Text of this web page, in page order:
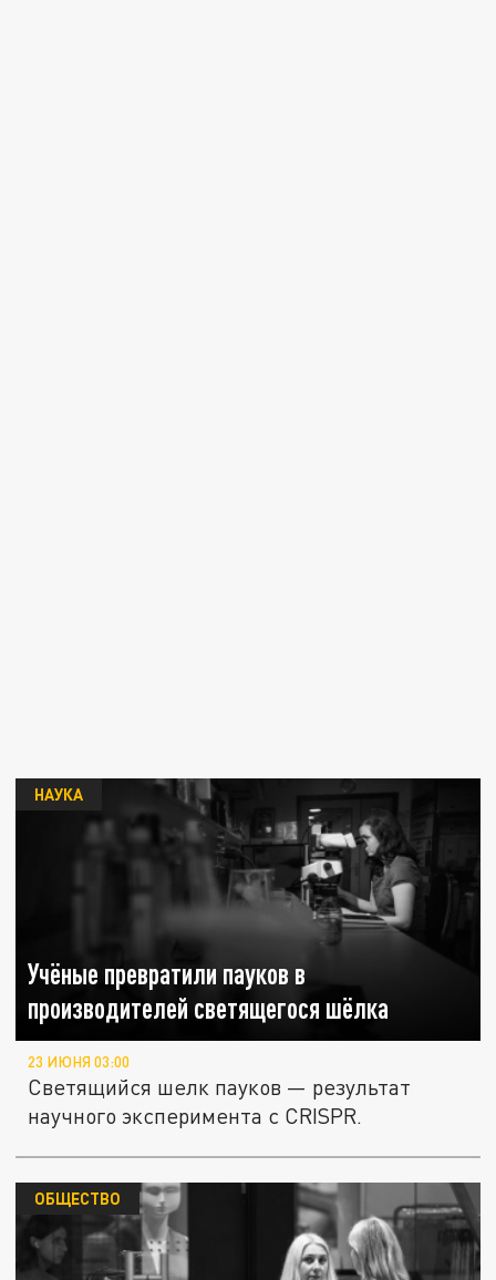
Учёные превратили пауков в
производителей светящегося шёлка
НАУКА
23 ИЮНЯ 03:00
Светящийся шелк пауков — результат
научного эксперимента с CRISPR.
ОБЩЕСТВО